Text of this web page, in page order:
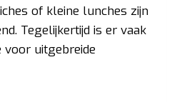
of kleine lunches zijn
Tegelijkertijd is er vaak
uitgebreide